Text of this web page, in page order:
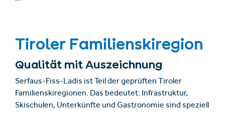
Tiroler Familienskiregion
Qualität mit Auszeichnung
Serfaus-Fiss-Ladis ist Teil der geprüften Tiroler
Familienskiregionen. Das bedeutet: Infrastruktur,
Skischulen, Unterkünfte und Gastronomie sind speziell